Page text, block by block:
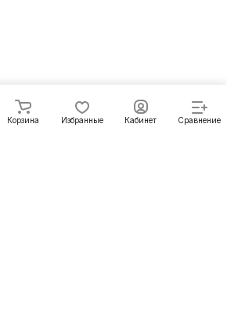
Корзина Избранные Кабинет Сравнение